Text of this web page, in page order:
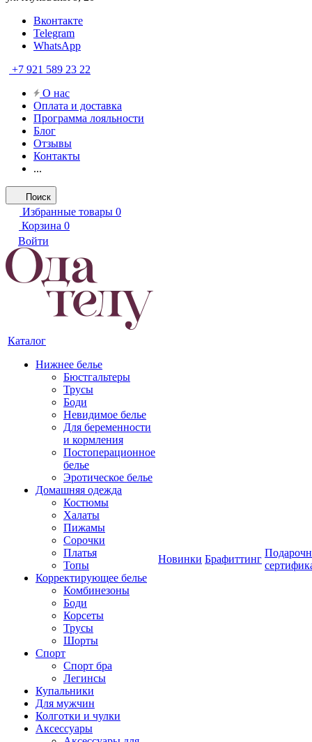
Вконтакте
Telegram
WhatsApp
+7 921 589 23 22
О нас
Оплата и доставка
Программа лояльности
Блог
Отзывы
Контакты
...
Поиск
Избранные товары 0
Корзина 0
Войти
Каталог
Нижнее белье
Бюстгальтеры
Трусы
Боди
Невидимое белье
Для беременности
и кормления
Постоперационное
белье
Эротическое белье
Домашняя одежда
Костюмы
Халаты
Пижамы
Сорочки
Платья
Топы
Корректирующее белье
Комбинезоны
Боди
Корсеты
Трусы
Шорты
Спорт
Спорт бра
Легинсы
Купальники
Для мужчин
Колготки и чулки
Аксессуары
Новинки Брафиттинг